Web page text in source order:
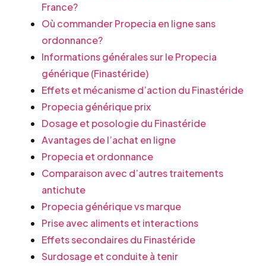
France?
Où commander Propecia en ligne sans
ordonnance?
Informations générales sur le Propecia
générique (Finastéride)
Effets et mécanisme d’action du Finastéride
Propecia générique prix
Dosage et posologie du Finastéride
Avantages de l’achat en ligne
Propecia et ordonnance
Comparaison avec d’autres traitements
antichute
Propecia générique vs marque
Prise avec aliments et interactions
Effets secondaires du Finastéride
Surdosage et conduite à tenir